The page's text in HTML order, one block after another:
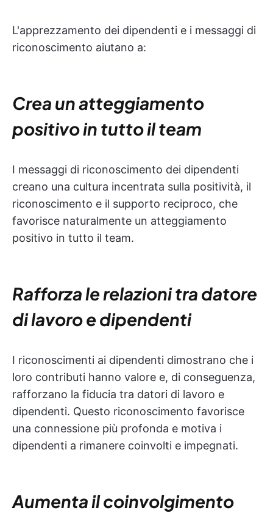
L'apprezzamento dei dipendenti e i messaggi di
riconoscimento aiutano a:
Crea un atteggiamento
positivo in tutto il team
I messaggi di riconoscimento dei dipendenti
creano una cultura incentrata sulla positività, il
riconoscimento e il supporto reciproco, che
favorisce naturalmente un atteggiamento
positivo in tutto il team.
Rafforza le relazioni tra datore
di lavoro e dipendenti
I riconoscimenti ai dipendenti dimostrano che i
loro contributi hanno valore e, di conseguenza,
rafforzano la fiducia tra datori di lavoro e
dipendenti. Questo riconoscimento favorisce
una connessione più profonda e motiva i
dipendenti a rimanere coinvolti e impegnati.
Aumenta il coinvolgimento